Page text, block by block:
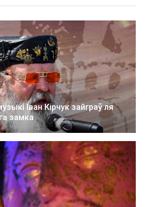
Іван Кірчук зайграў ля
замка